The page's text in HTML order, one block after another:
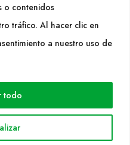
o contenidos
tráfico. Al hacer clic en
a nuestro uso de
todo